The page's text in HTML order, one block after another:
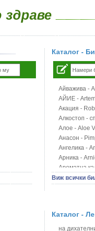
Каталог -
Айважива -
АЙИЕ -
Акация -
Алкостоп -
Алое - Aloe
Анасон -
Ангелика -
Арника -
Ароматна
Арония -
Блатен
Блян
Виж всички
Каталог -
на